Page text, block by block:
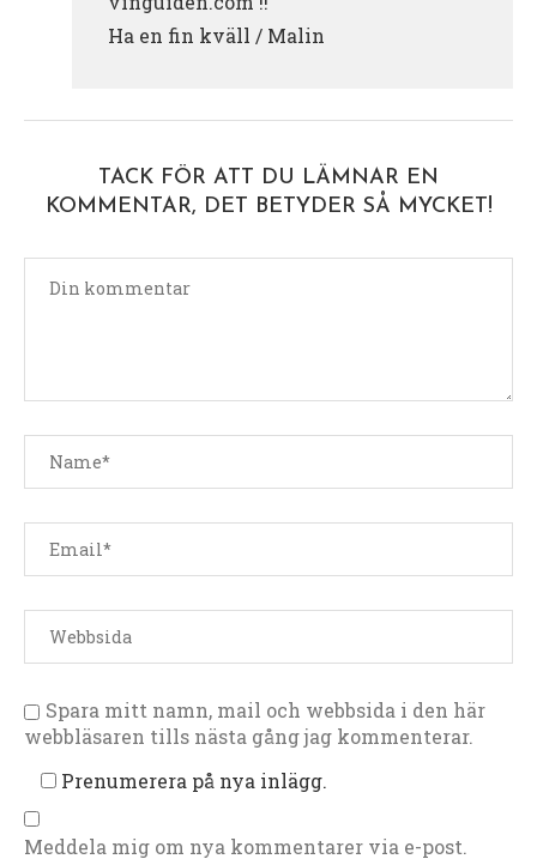
Ha en fin kväll / Malin
TACK FÖR ATT DU LÄMNAR EN
KOMMENTAR, DET BETYDER SÅ MYCKET!
Spara mitt namn, mail och webbsida i den här
webbläsaren tills nästa gång jag kommenterar.
Prenumerera på nya inlägg.
Meddela mig om nya kommentarer via e-post.